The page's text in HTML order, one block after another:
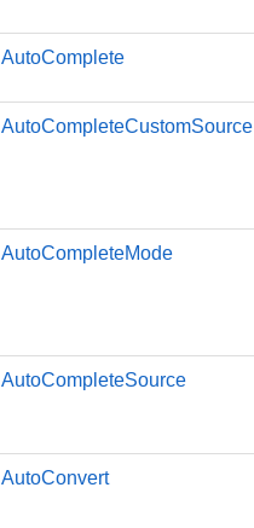
AutoComplete
AutoCompleteCustomSource
AutoCompleteMode
AutoCompleteSource
AutoConvert